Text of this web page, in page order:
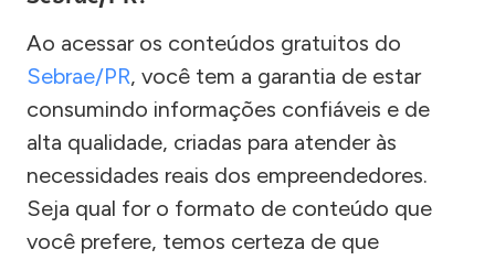
Ao acessar os conteúdos gratuitos do
Sebrae/PR, você tem a garantia de estar
consumindo informações confiáveis e de
alta qualidade, criadas para atender às
necessidades reais dos empreendedores.
Seja qual for o formato de conteúdo que
você prefere, temos certeza de que